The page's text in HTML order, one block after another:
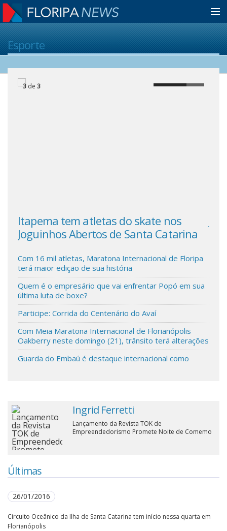
Home
Agenda Cultural
Anuncie
Fale Conosco
Esporte
Itapema tem atletas do skate nos
Joguinhos Abertos de Santa Catarina
3 de3
Com 16 mil atletas, Maratona Internacional de Floripa
terá maior edição de sua história
Quem é o empresário que vai enfrentar Popó em sua
última luta de boxe?
Participe: Corrida do Centenário do Avaí
Com Meia Maratona Internacional de Florianópolis
Oakberry neste domingo (21), trânsito terá alterações
Guarda do Embaú é destaque internacional como
Ingrid Ferretti
Lançamento da Revista TOK de
Empreendedorismo Promete Noite de Comemo
Últimas
26/01/2016
Circuito Oceânico da Ilha de Santa Catarina tem início nessa quarta em
Florianópolis